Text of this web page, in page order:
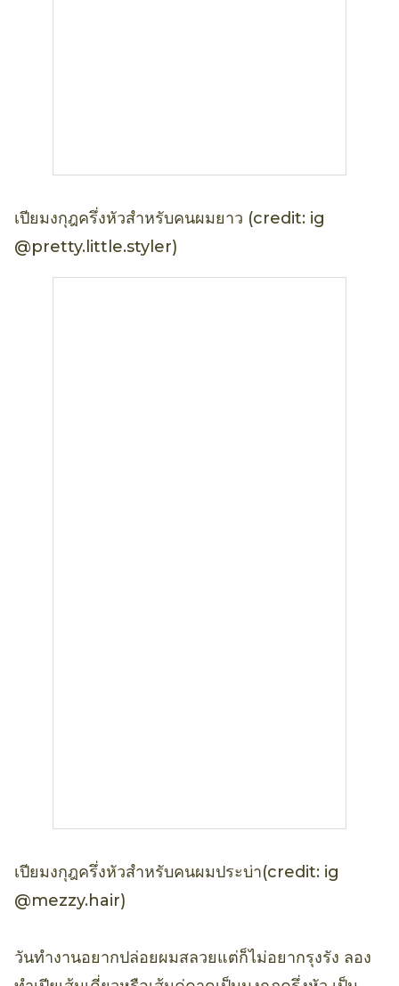
เปียมงกุฎครึ่งหัวสำหรับคนผมยาว (credit: ig
@pretty.little.styler)
เปียมงกุฎครึ่งหัวสำหรับคนผมประบ่า(credit: ig
@mezzy.hair)
วันทำงานอยากปล่อยผมสลวยแต่ก็ไม่อยากรุงรัง ลอง